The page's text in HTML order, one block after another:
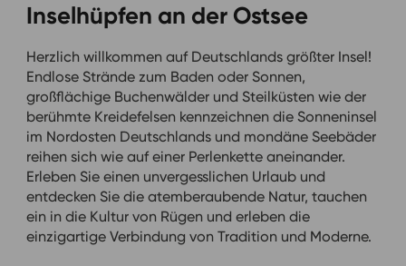
Inselhüpfen an der Ostsee
Herzlich willkommen auf Deutschlands größter Insel!
Endlose Strände zum Baden oder Sonnen,
großflächige Buchenwälder und Steilküsten wie der
berühmte Kreidefelsen kennzeichnen die Sonneninsel
im Nordosten Deutschlands und mondäne Seebäder
reihen sich wie auf einer Perlenkette aneinander.
Erleben Sie einen unvergesslichen Urlaub und
entdecken Sie die atemberaubende Natur, tauchen
ein in die Kultur von Rügen und erleben die
einzigartige Verbindung von Tradition und Moderne.